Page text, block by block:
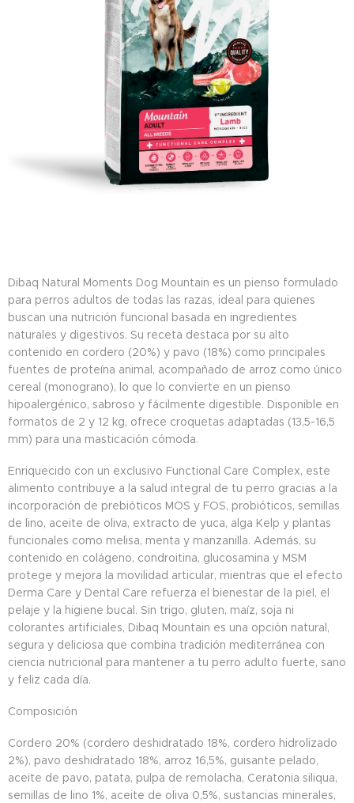
Dibaq Natural Moments Dog Mountain es un pienso formulado
para perros adultos de todas las razas, ideal para quienes
buscan una nutrición funcional basada en ingredientes
naturales y digestivos. Su receta destaca por su alto
contenido en cordero (20%) y pavo (18%) como principales
fuentes de proteína animal, acompañado de arroz como único
cereal (monograno), lo que lo convierte en un pienso
hipoalergénico, sabroso y fácilmente digestible. Disponible en
formatos de 2 y 12 kg, ofrece croquetas adaptadas (13,5-16,5
mm) para una masticación cómoda.
Enriquecido con un exclusivo Functional Care Complex, este
alimento contribuye a la salud integral de tu perro gracias a la
incorporación de prebióticos MOS y FOS, probióticos, semillas
de lino, aceite de oliva, extracto de yuca, alga Kelp y plantas
funcionales como melisa, menta y manzanilla. Además, su
contenido en colágeno, condroitina, glucosamina y MSM
protege y mejora la movilidad articular, mientras que el efecto
Derma Care y Dental Care refuerza el bienestar de la piel, el
pelaje y la higiene bucal. Sin trigo, gluten, maíz, soja ni
colorantes artificiales, Dibaq Mountain es una opción natural,
segura y deliciosa que combina tradición mediterránea con
ciencia nutricional para mantener a tu perro adulto fuerte, sano
y feliz cada día.
Composición
Cordero 20% (cordero deshidratado 18%, cordero hidrolizado
2%), pavo deshidratado 18%, arroz 16,5%, guisante pelado,
aceite de pavo, patata, pulpa de remolacha, Ceratonia siliqua,
semillas de lino 1%, aceite de oliva 0,5%, sustancias minerales,